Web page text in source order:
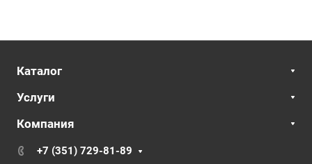
Каталог
Услуги
Компания
+7 (351) 729-81-89